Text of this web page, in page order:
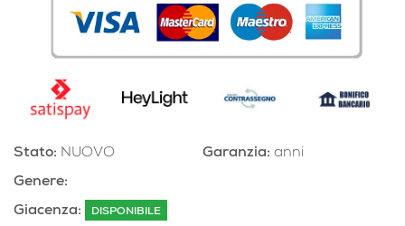
Stato: NUOVO
Genere:
Garanzia: anni
Giacenza: DISPONIBILE